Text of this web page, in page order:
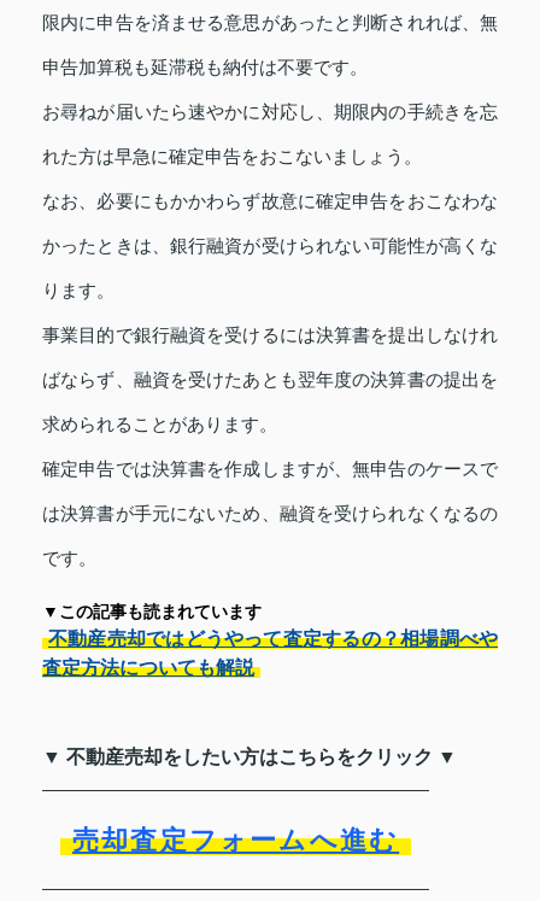
限内に申告を済ませる意思があったと判断されれば、無
申告加算税も延滞税も納付は不要です。
お尋ねが届いたら速やかに対応し、期限内の手続きを忘
れた方は早急に確定申告をおこないましょう。
なお、必要にもかかわらず故意に確定申告をおこなわな
かったときは、銀行融資が受けられない可能性が高くな
ります。
事業目的で銀行融資を受けるには決算書を提出しなけれ
ばならず、融資を受けたあとも翌年度の決算書の提出を
求められることがあります。
確定申告では決算書を作成しますが、無申告のケースで
は決算書が手元にないため、融資を受けられなくなるの
です。
▼この記事も読まれています
不動産売却ではどうやって査定するの？相場調べや
査定方法についても解説
▼ 不動産売却をしたい方はこちらをクリック ▼
売却査定フォームへ進む